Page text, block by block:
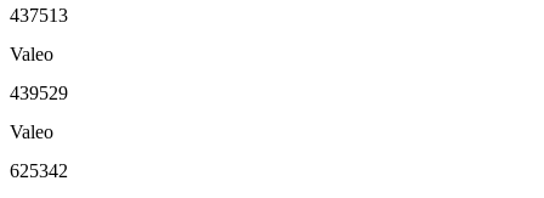
437513
Valeo
439529
Valeo
625342